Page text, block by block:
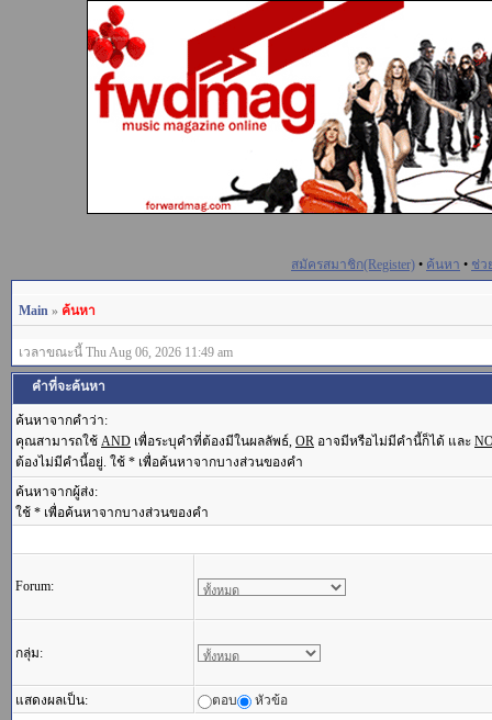
สมัครสมาชิก(Register) • ค้นหา • ช่ว
Main » ค้นหา
เวลาขณะนี้ Thu Aug 06, 2026 11:49 am
คำที่จะค้นหา
ค้นหาจากคำว่า:
คุณสามารถใช้ AND เพื่อระบุคำที่ต้องมีในผลลัพธ์, OR อาจมีหรือไม่มีคำนี้ก็ได้ และ
ต้องไม่มีคำนี้อยู่. ใช้ * เพื่อค้นหาจากบางส่วนของคำ
ค้นหาจากผู้ส่ง:
ใช้ * เพื่อค้นหาจากบางส่วนของคำ
Forum:
กลุ่ม:
แสดงผลเป็น: ตอบ หัวข้อ